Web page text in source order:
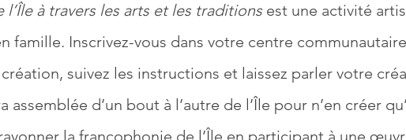
à travers les arts et les traditions est une activité
famille. Inscrivez-vous dans votre centre
suivez les instructions et laissez parler votre
d’un bout à l’autre de l’Île pour n’en créer